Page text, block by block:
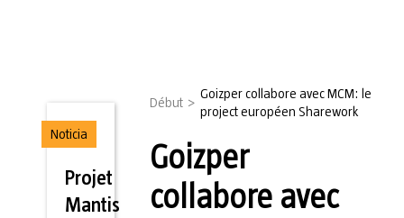
Noticia
Projet
Mantis
Début >
Goizper collabore avec MCM: le
project européen Sharework
Goizper
collabore avec